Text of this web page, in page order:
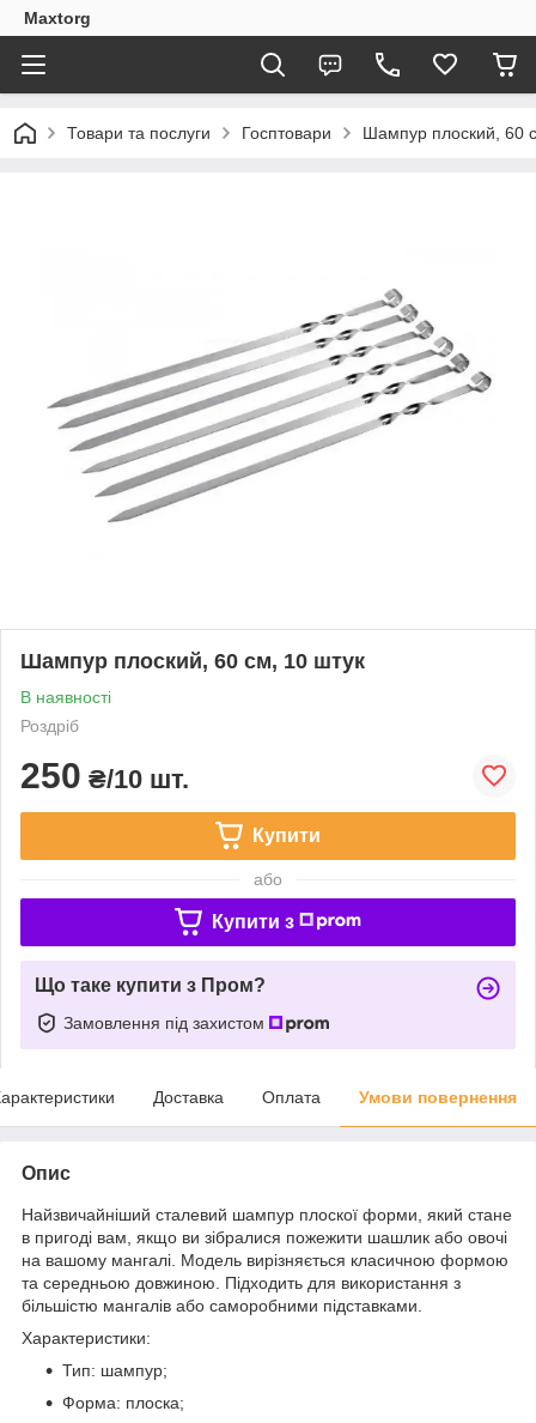
Maxtorg
Товари та послуги Госптовари Шампур плоский, 60
Шампур плоский, 60 см, 10 штук
В наявності
Роздріб
250 ₴/10 шт.
Купити
або
Купити з
Що таке купити з Пром?
Замовлення під захистом
Доставка Оплата Умови повернення
Опис
Найзвичайніший сталевий шампур плоскої форми, який стане
в пригоді вам, якщо ви зібралися пожежити шашлик або овочі
на вашому мангалі. Модель вирізняється класичною формою
та середньою довжиною. Підходить для використання з
більшістю мангалів або саморобними підставками.
Характеристики:
Тип: шампур;
Форма: плоска;